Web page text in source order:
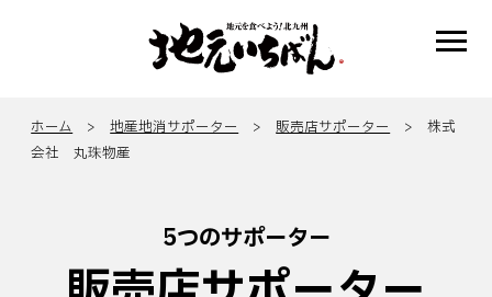
ホーム >地産地消サポーター >販売店サポーター
> 株式
会社 丸珠物産
5つのサポーター